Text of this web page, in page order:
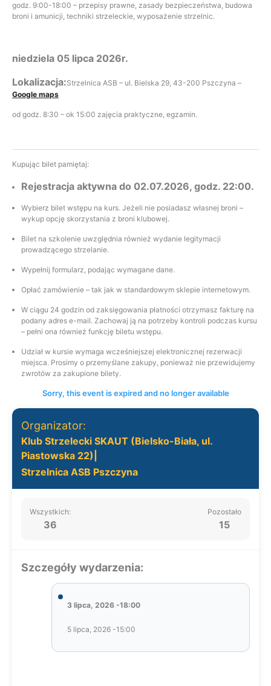
godz. 9:00-18:00 – przepisy prawne, zasady bezpieczeństwa, budowa
broni i amunicji, techniki strzeleckie, wyposażenie strzelnic.
niedziela 05 lipca 2026r.
Lokalizacja:Strzelnica ASB – ul. Bielska 29, 43-200 Pszczyna –
Google maps
od godz. 8:30 – ok 15:00 zajęcia praktyczne, egzamin.
Kupując bilet pamiętaj:
Rejestracja aktywna do 02.07.2026, godz. 22:00.
Wybierz bilet wstępu na kurs. Jeżeli nie posiadasz własnej broni –
wykup opcję skorzystania z broni klubowej.
Bilet na szkolenie uwzględnia również wydanie legitymacji
prowadzącego strzelanie.
Wypełnij formularz, podając wymagane dane.
Opłać zamówienie – tak jak w standardowym sklepie internetowym.
W ciągu 24 godzin od zaksięgowania płatności otrzymasz fakturę na
podany adres e-mail. Zachowaj ją na potrzeby kontroli podczas kursu
– pełni ona również funkcję biletu wstępu.
Udział w kursie wymaga wcześniejszej elektronicznej rezerwacji
miejsca. Prosimy o przemyślane zakupy, ponieważ nie przewidujemy
zwrotów za zakupione bilety.
Sorry, this event is expired and no longer available
Organizator:
Klub Strzelecki SKAUT (Bielsko-Biała, ul.
Piastowska 22)|
Strzelnica ASB Pszczyna
Wszystkich:
36
Pozostało
15
Szczegóły wydarzenia:
3 lipca, 2026 -18:00
5 lipca, 2026 -15:00